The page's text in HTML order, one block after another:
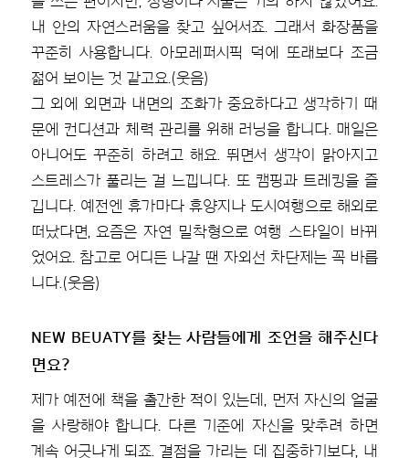
내 안의 자연스러움을 찾고 싶어서죠. 그래서 화장품을
꾸준히 사용합니다. 아모레퍼시픽 덕에 또래보다 조금
젊어 보이는 것 같고요.(웃음)
그 외에 외면과 내면의 조화가 중요하다고 생각하기 때
문에 컨디션과 체력 관리를 위해 러닝을 합니다. 매일은
아니어도 꾸준히 하려고 해요. 뛰면서 생각이 맑아지고
스트레스가 풀리는 걸 느낍니다. 또 캠핑과 트레킹을 즐
깁니다. 예전엔 휴가마다 휴양지나 도시여행으로 해외로
떠났다면, 요즘은 자연 밀착형으로 여행 스타일이 바뀌
었어요. 참고로 어디든 나갈 땐 자외선 차단제는 꼭 바릅
니다.(웃음)
NEW BEUATY를 찾는 사람들에게 조언을 해주신다
면요?
제가 예전에 책을 출간한 적이 있는데, 먼저 자신의 얼굴
을 사랑해야 합니다. 다른 기준에 자신을 맞추려 하면
계속 어긋나게 되죠. 결점을 가리는 데 집중하기보다, 내